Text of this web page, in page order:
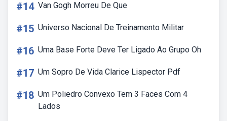
#14 Van Gogh Morreu De Que
#15 Universo Nacional De Treinamento Militar
#16 Uma Base Forte Deve Ter Ligado Ao Grupo Oh
#17 Um Sopro De Vida Clarice Lispector Pdf
#18 Um Poliedro Convexo Tem 3 Faces Com 4
Lados